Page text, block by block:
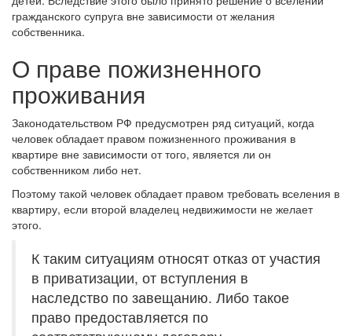
гражданского супруга вне зависимости от желания
собственника.
О праве пожизненного
проживания
Законодательством РФ предусмотрен ряд ситуаций, когда
человек обладает правом пожизненного проживания в
квартире вне зависимости от того, является ли он
собственником либо нет.
Поэтому такой человек обладает правом требовать вселения в
квартиру, если второй владелец недвижимости не желает
этого.
К таким ситуациям относят отказ от участия
в приватизации, от вступления в
наследство по завещанию. Либо такое
право предоставляется по